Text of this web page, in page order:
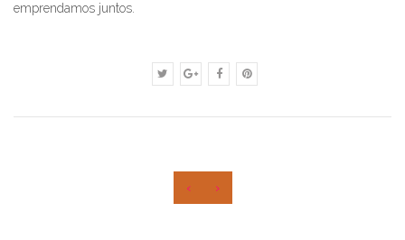
emprendamos juntos.
‹ ›